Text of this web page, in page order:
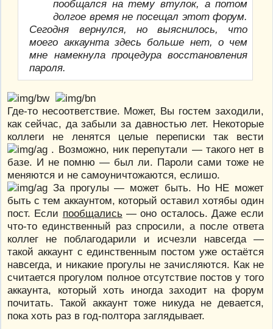
пообщался на тему втулок, а потом
долгое время не посещал этот форум.
Сегодня вернулся, но выяснилось, что
моего аккаунта здесь больше нет, о чем
мне намекнула процедура восстановления
пароля.
Где-то несоответствие. Может, Вы гостем заходили,
как сейчас, да забыли за давностью лет. Некоторые
коллеги не ленятся целые переписки так вести
. Возможно, ник перепутали — такого нет в
базе. И не помню — был ли. Пароли сами тоже не
меняются и не самоуничтожаются, еслишо.
За прогулы — может быть. Но НЕ может
быть с тем аккаунтом, который оставил хотябы один
пост. Если пообщались — оно осталось. Даже если
что-то единственный раз спросили, а после ответа
коллег не поблагодарили и исчезли навсегда —
такой аккаунт с единственным постом уже остаётся
навсегда, и никакие прогулы не зачисляются. Как не
считается прогулом полное отсутствие постов у того
аккаунта, который хоть иногда заходит на форум
почитать. Такой аккаунт тоже никуда не девается,
пока хоть раз в год-полтора заглядывает.